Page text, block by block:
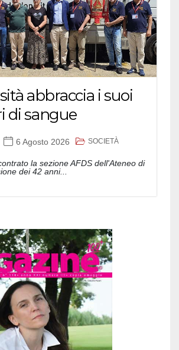
abbraccia i suoi
di sangue
6 Agosto 2026 SOCIETÀ
la sezione AFDS dell'Ateneo di
dei 42 anni...